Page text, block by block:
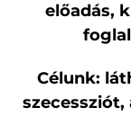
előadás,
Célunk:
szecessziót,